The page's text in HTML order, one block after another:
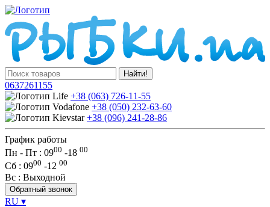
Найти!
0637261155
+38 (063) 726-11-55
+38 (050) 232-63-60
+38 (096) 241-28-86
График работы
Пн - Пт : 0900 -18 00
Сб : 0900 -12 00
Вс : Выходной
Обратный звонок
RU ▾